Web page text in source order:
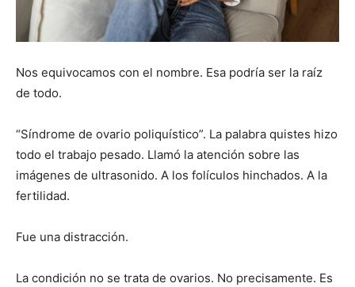
Nos equivocamos con el nombre. Esa podría ser la raíz
de todo.
“Síndrome de ovario poliquístico”. La palabra quistes hizo
todo el trabajo pesado. Llamó la atención sobre las
imágenes de ultrasonido. A los folículos hinchados. A la
fertilidad.
Fue una distracción.
La condición no se trata de ovarios. No precisamente. Es